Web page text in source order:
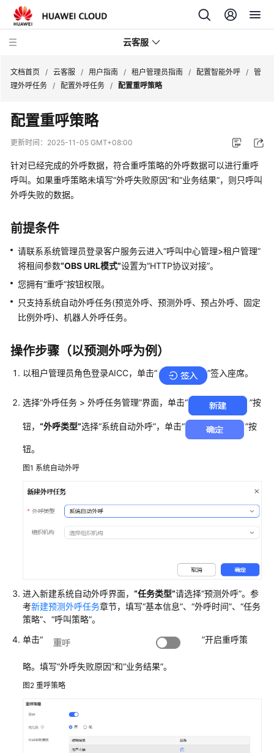
云客服
产
品
介
快
速
门
用
户
南
云
制
台
操
指
管
员
指
的
租
间
配
员
工
启
文档首页 / 云客服 / 用户指南 / 租户管理员指南 / 配置智能外呼 / 管
理外呼任务 / 配置外呼任务 / 配置重呼策略
配置重呼策略
更新时间： 2025-11-05 GMT+08:00
针对已经完成的外呼数据，符合重呼策略的外呼数据可以进行重呼
呼叫。如果重呼策略未填写“外呼失败原因”和“业务结果”，则只呼叫
外呼失败的数据。
前提条件
请联系系统管理员登录客户服务云进入“呼叫中心管理>租户管理”
将租间参数“OBS URL模式”设置为“HTTP协议对接”。
您拥有“重呼”按钮权限。
只支持系统自动外呼任务(预览外呼、预测外呼、预占外呼、固定
比例外呼)、机器人外呼任务。
操作步骤（以预测外呼为例）
以租户管理员角色登录AICC，单击“ ”签入座席。
选择“外呼任务 > 外呼任务管理”界面，单击“ ”按
钮， “外呼类型”选择“系统自动外呼”，单击“ ”按
钮。
图1 系统自动外呼
进入新建系统自动外呼界面， “任务类型”请选择“预测外呼”。参
考新建预测外呼任务章节，填写“基本信息”、 “外呼时间”、 “任务
策略”、 “呼叫策略”。
单击“ ”开启重呼策
略。填写“外呼失败原因”和“业务结果”。
图2 重呼策略